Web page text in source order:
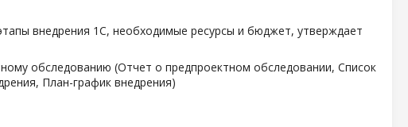
внедрения 1С, необходимые ресурсы и бюджет, утверждает
обследованию (Отчет о предпроектном обследовании, Список
План-график внедрения)